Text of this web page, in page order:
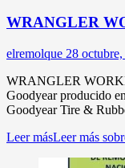
WRANGLER
elremolque 28
WRANGLER
Goodyear producido
Goodyear Tire &
Leer másLeer más